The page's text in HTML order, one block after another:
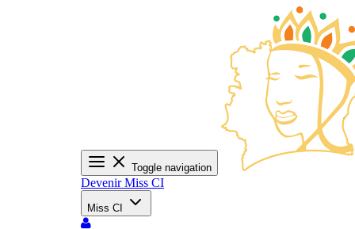
Toggle navigation
Devenir Miss CI
Miss CI